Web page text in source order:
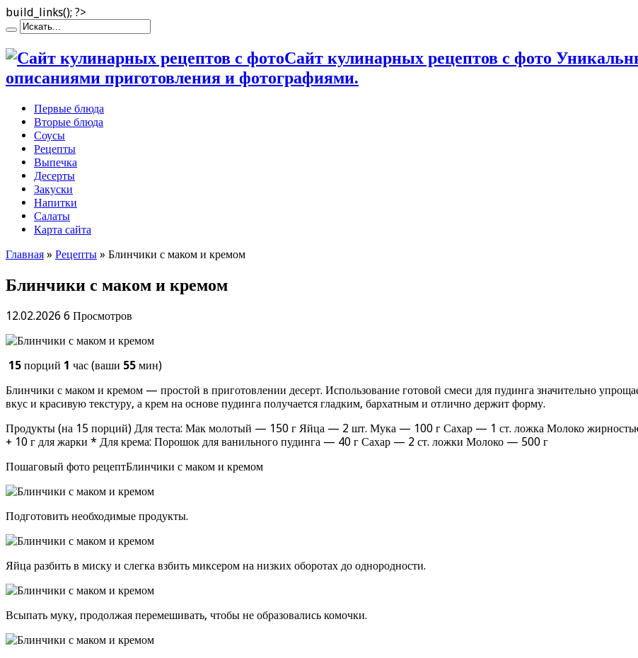
build_links(); ?>
Сайт кулинарных рецептов с фото
описаниями приготовления и фотографиями.
Первые блюда
Вторые блюда
Соусы
Рецепты
Выпечка
Десерты
Закуски
Напитки
Салаты
Карта сайта
Главная » Рецепты » Блинчики с маком и кремом
Блинчики с маком и кремом
12.02.2026 6 Просмотров
15 порций 1 час (ваши 55 мин)
Блинчики с маком и кремом — простой в приготовлении десерт. Использование готовой смеси для пудинга значительно
вкус и красивую текстуру, а крем на основе пудинга получается гладким, бархатным и отлично держит форму.
Продукты (на 15 порций) Для теста: Мак молотый — 150 г Яйца — 2 шт. Мука — 100 г Сахар — 1 ст. ложка Молоко
+ 10 г для жарки * Для крема: Порошок для ванильного пудинга — 40 г Сахар — 2 ст. ложки Молоко — 500 г
Пошаговый фото рецептБлинчики с маком и кремом
Подготовить необходимые продукты.
Яйца разбить в миску и слегка взбить миксером на низких оборотах до однородности.
Всыпать муку, продолжая перемешивать, чтобы не образовались комочки.